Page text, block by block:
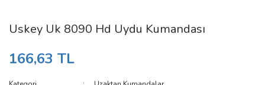
Uskey Uk 8090 Hd Uydu Kumandası
166,63 TL